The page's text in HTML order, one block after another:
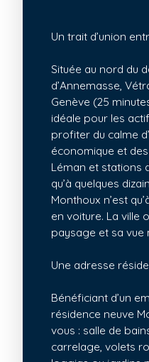
Un trait d’union
Située au nord du
d’Annemasse,
Genève (25
idéale pour les
profiter du calme
économique et
Léman et stations
qu’à quelques
Monthoux n’est
en voiture. La ville
paysage et sa vue
Une adresse
Bénéficiant d’un
résidence neuve
vous : salle de
carrelage, volets